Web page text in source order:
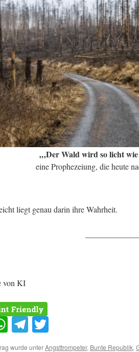
„‚Der Wald wird so licht
eine Prophezeiung, die heute
liegt genau darin ihre Wahrheit.
von KI
WhatsApp
Telegram
wurde unterAngsttrompeter, Bunte Republik,